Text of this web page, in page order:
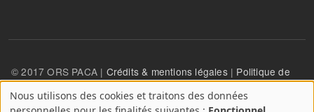
© 2017 ORS PACA | Crédits & mentions légales| Politique de
confidentialité
A
Nous utilisons des cookies et traitons des données